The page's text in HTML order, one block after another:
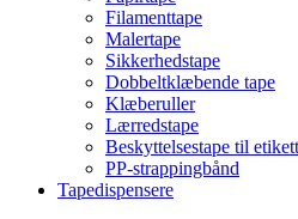
Filamenttape
Malertape
Sikkerhedstape
Dobbeltklæbende tape
Klæberuller
Lærredstape
Beskyttelsestape til
PP-strappingbånd
Tapedispensere